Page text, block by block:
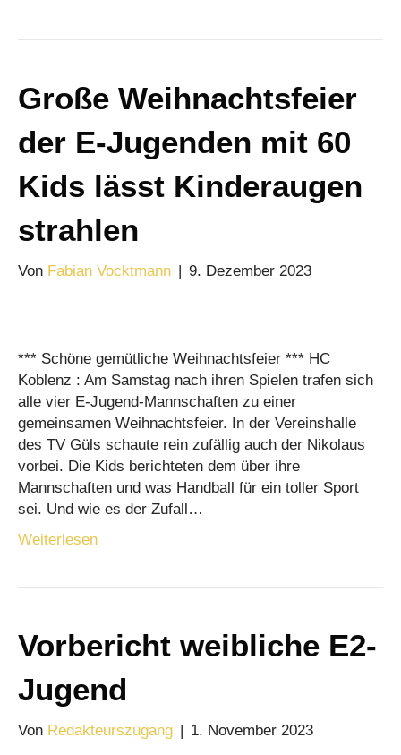
Große Weihnachtsfeier
der E-Jugenden mit 60
Kids lässt Kinderaugen
strahlen
Von Fabian Vocktmann | 9. Dezember 2023
*** Schöne gemütliche Weihnachtsfeier *** HC
Koblenz : Am Samstag nach ihren Spielen trafen sich
alle vier E-Jugend-Mannschaften zu einer
gemeinsamen Weihnachtsfeier. In der Vereinshalle
des TV Güls schaute rein zufällig auch der Nikolaus
vorbei. Die Kids berichteten dem über ihre
Mannschaften und was Handball für ein toller Sport
sei. Und wie es der Zufall…
Weiterlesen
Vorbericht weibliche E2-
Jugend
Von Redakteurszugang | 1. November 2023